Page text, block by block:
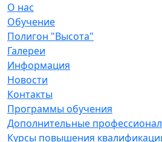
О нас
Обучение
Полигон "Высота"
Галереи
Информация
Новости
Контакты
Программы обучения
Дополнительные
Курсы повышения